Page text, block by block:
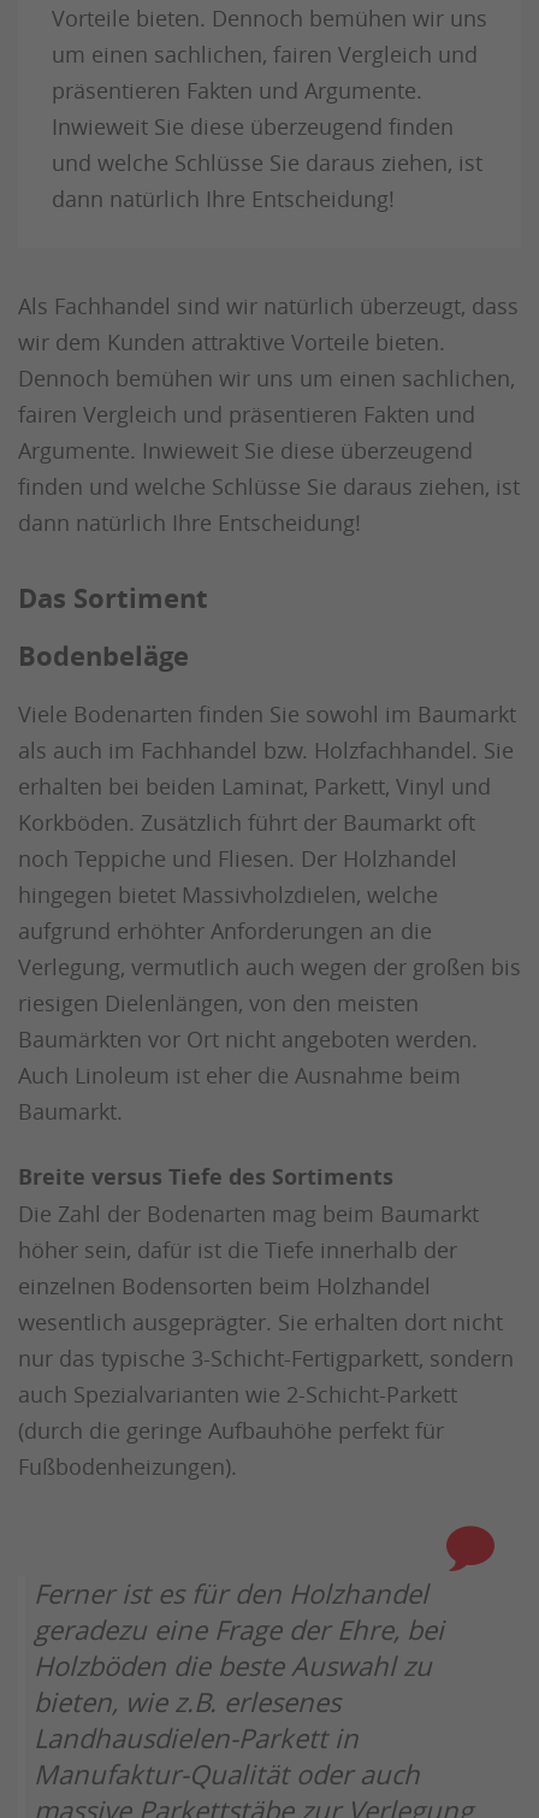
Vorteile bieten. Dennoch bemühen wir uns
um einen sachlichen, fairen Vergleich und
präsentieren Fakten und Argumente.
Inwieweit Sie diese überzeugend finden
und welche Schlüsse Sie daraus ziehen, ist
dann natürlich Ihre Entscheidung!
Als Fachhandel sind wir natürlich überzeugt, dass
wir dem Kunden attraktive Vorteile bieten.
Dennoch bemühen wir uns um einen sachlichen,
fairen Vergleich und präsentieren Fakten und
Argumente. Inwieweit Sie diese überzeugend
finden und welche Schlüsse Sie daraus ziehen, ist
dann natürlich Ihre Entscheidung!
Das Sortiment
Bodenbeläge
Viele Bodenarten finden Sie sowohl im Baumarkt
als auch im Fachhandel bzw. Holzfachhandel. Sie
erhalten bei beiden Laminat, Parkett, Vinyl und
Korkböden. Zusätzlich führt der Baumarkt oft
noch Teppiche und Fliesen. Der Holzhandel
hingegen bietet Massivholzdielen, welche
aufgrund erhöhter Anforderungen an die
Verlegung, vermutlich auch wegen der großen bis
riesigen Dielenlängen, von den meisten
Baumärkten vor Ort nicht angeboten werden.
Auch Linoleum ist eher die Ausnahme beim
Baumarkt.
Breite versus Tiefe des Sortiments
Die Zahl der Bodenarten mag beim Baumarkt
höher sein, dafür ist die Tiefe innerhalb der
einzelnen Bodensorten beim Holzhandel
wesentlich ausgeprägter. Sie erhalten dort nicht
nur das typische 3-Schicht-Fertigparkett, sondern
auch Spezialvarianten wie 2-Schicht-Parkett
(durch die geringe Aufbauhöhe perfekt für
Fußbodenheizungen).
Ferner ist es für den Holzhandel
geradezu eine Frage der Ehre, bei
Holzböden die beste Auswahl zu
bieten, wie z.B. erlesenes
Landhausdielen-Parkett in
Manufaktur-Qualität oder auch
massive Parkettstäbe zur Verlegung